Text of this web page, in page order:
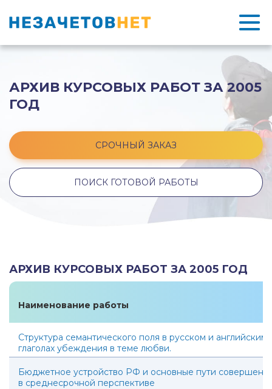
АРХИВ КУРСОВЫХ РАБОТ ЗА 2005
ГОД
СРОЧНЫЙ ЗАКАЗ
ПОИСК ГОТОВОЙ РАБОТЫ
АРХИВ КУРСОВЫХ РАБОТ ЗА 2005 ГОД
Наименование работы
Структура семантического поля в русском и английским
глаголах убеждения в теме любви.
Бюджетное устройство РФ и основные пути
в среднесрочной перспективе